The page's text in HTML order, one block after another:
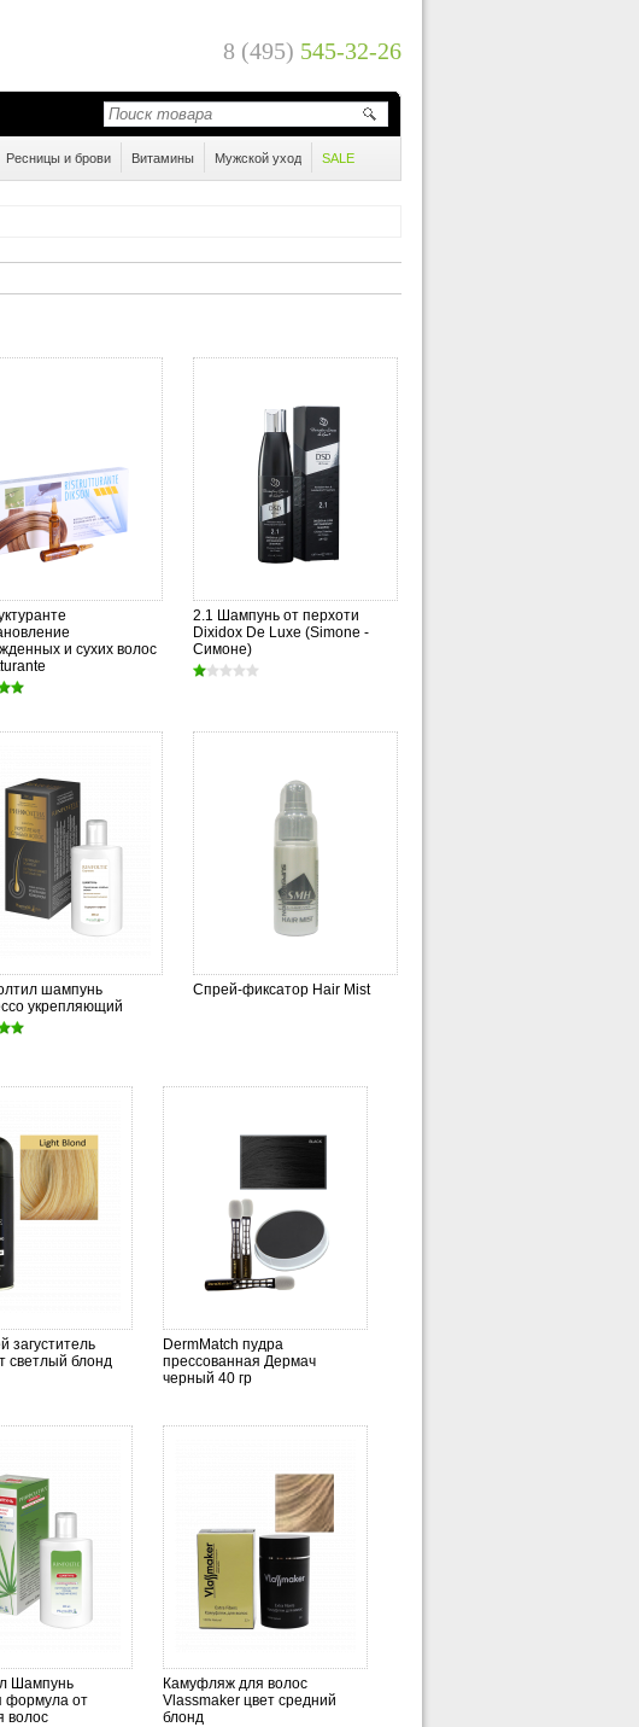
8 (495) 545-32-26
Ресницы и брови Витамины Мужской уход SALE
и сухих волос
2.1 Шампунь от перхоти
Dixidox De Luxe (Simone -
Симоне)
шампунь
укрепляющий
Спрей-фиксатор Hair Mist
загуститель
светлый блонд
DermMatch пудра
прессованная Дермач
черный 40 гр
Шампунь
формула от
волос
Камуфляж для волос
Vlassmaker цвет средний
блонд